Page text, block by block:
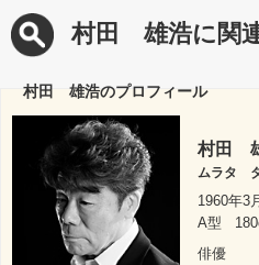
村田 雄浩に関
村田 雄浩のプロフィール
村田
ムラタ
1960年3
A型
俳優